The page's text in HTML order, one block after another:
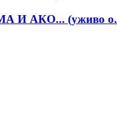
И АКО... (уживо о.